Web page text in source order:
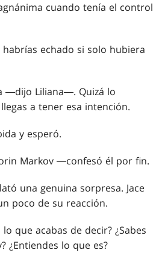
cuando tenía el control
echado si solo hubiera
―dijo Liliana―. Quizá lo
a tener esa intención.
y esperó.
Markov ―confesó él por fin.
una genuina sorpresa. Jace
poco de su reacción.
que acabas de decir? ¿Sabes
¿Entiendes lo que es?